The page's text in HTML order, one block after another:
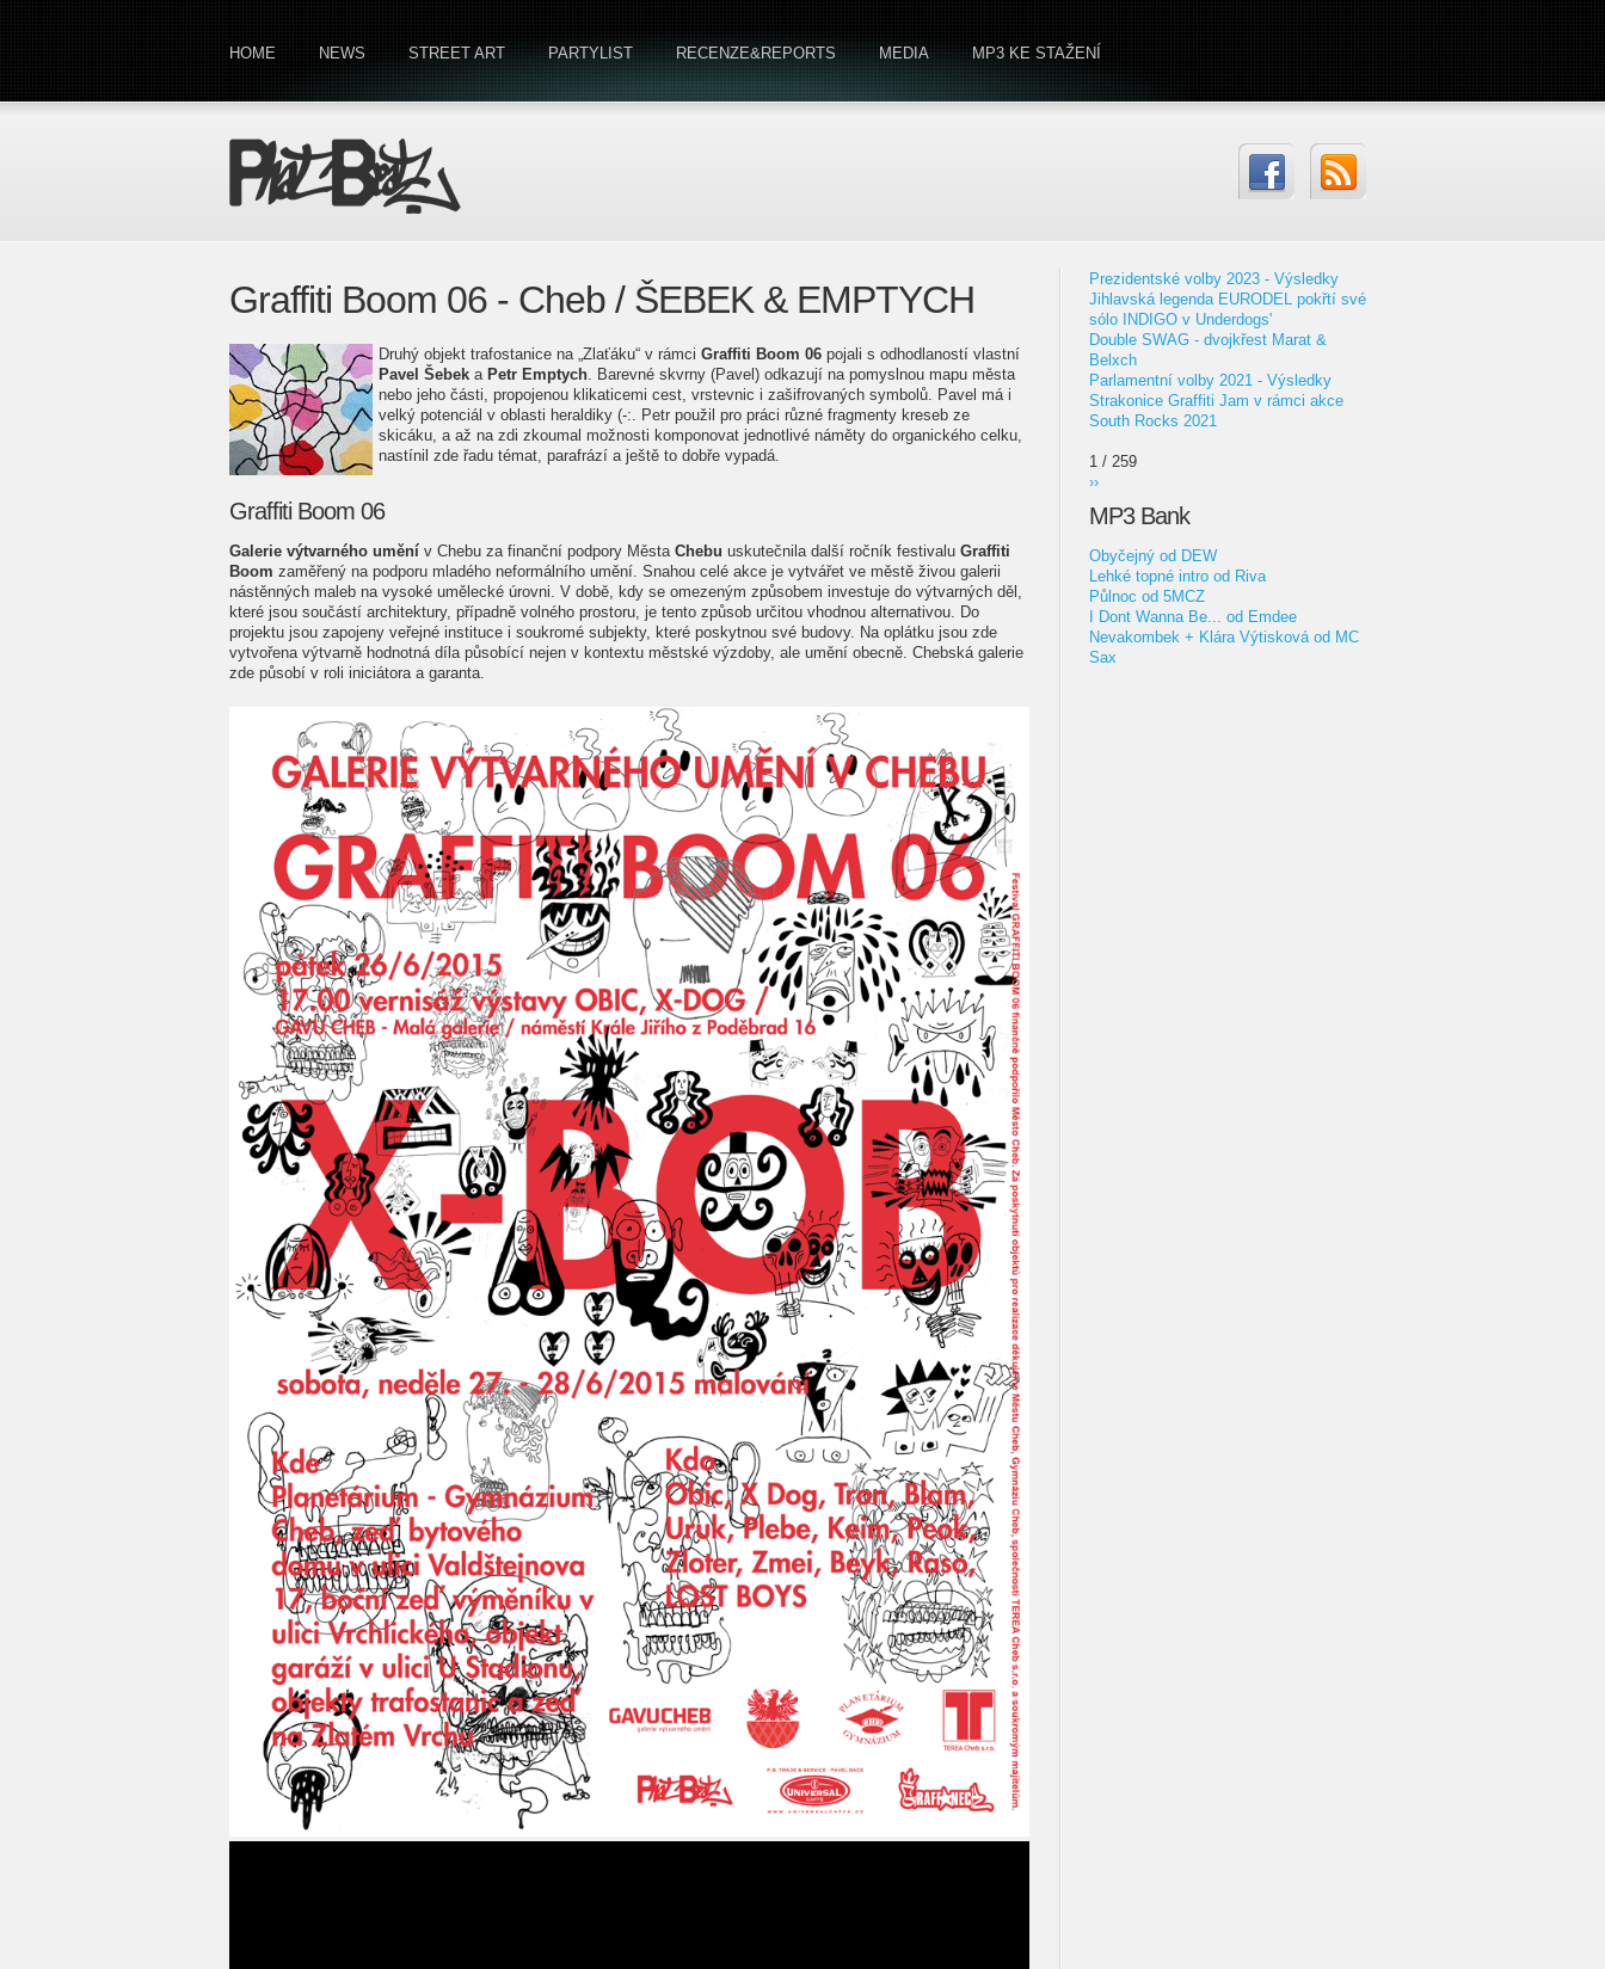
HOME NEWS STREET ART PARTYLIST RECENZE&REPORTS MEDIA MP3 KE STAŽENÍ
Graffiti Boom 06 - Cheb / ŠEBEK & EMPTYCH
Druhý objekt trafostanice na „Zlaťáku“ v rámci Graffiti Boom 06 pojali s odhodlaností vlastní
Pavel Šebek a Petr Emptych. Barevné skvrny (Pavel) odkazují na pomyslnou mapu města
nebo jeho části, propojenou klikaticemi cest, vrstevnic i zašifrovaných symbolů. Pavel má i
velký potenciál v oblasti heraldiky (-:. Petr použil pro práci různé fragmenty kreseb ze
skicáku, a až na zdi zkoumal možnosti komponovat jednotlivé náměty do organického celku,
nastínil zde řadu témat, parafrází a ještě to dobře vypadá.
Graffiti Boom 06
Galerie výtvarného umění v Chebu za finanční podpory Města Chebu uskutečnila další ročník festivalu Graffiti
Boom zaměřený na podporu mladého neformálního umění. Snahou celé akce je vytvářet ve městě živou galerii
nástěnných maleb na vysoké umělecké úrovni. V době, kdy se omezeným způsobem investuje do výtvarných děl,
které jsou součástí architektury, případně volného prostoru, je tento způsob určitou vhodnou alternativou. Do
projektu jsou zapojeny veřejné instituce i soukromé subjekty, které poskytnou své budovy. Na oplátku jsou zde
vytvořena výtvarně hodnotná díla působící nejen v kontextu městské výzdoby, ale umění obecně. Chebská galerie
zde působí v roli iniciátora a garanta.
Prezidentské volby 2023 - Výsledky
Jihlavská legenda EURODEL pokřtí své
sólo INDIGO v Underdogs'
Double SWAG - dvojkřest Marat &
Belxch
Parlamentní volby 2021 - Výsledky
Strakonice Graffiti Jam v rámci akce
South Rocks 2021
1 / 259
››
MP3 Bank
Obyčejný od DEW
Lehké topné intro od Riva
Půlnoc od 5MCZ
I Dont Wanna Be... od Emdee
Nevakombek + Klára Výtisková od MC
Sax